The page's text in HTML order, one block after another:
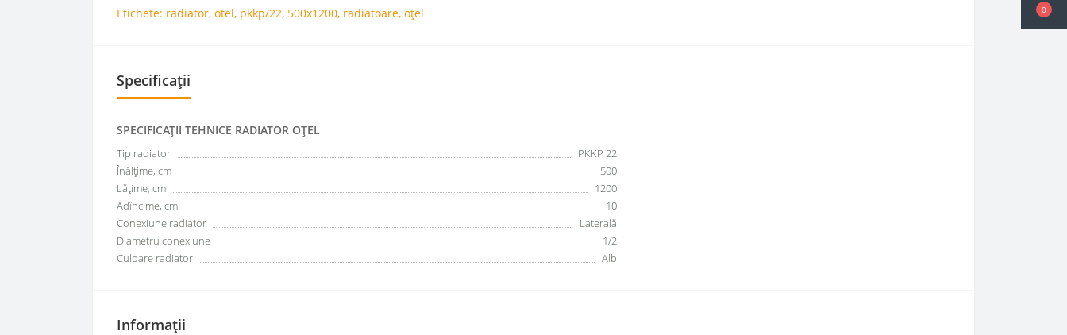
0
Etichete: radiator, otel, pkkp/22, 500x1200, radiatoare, oțel
Specificații
SPECIFICAŢII TEHNICE RADIATOR OȚEL
Tip radiator
PKKP 22
Înălțime, cm
500
Lățime, cm
1200
Adîncime, cm
10
Conexiune radiator
Laterală
Diametru conexiune
1/2
Culoare radiator
Alb
Informații